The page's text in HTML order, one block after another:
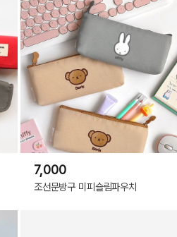
7,000
조선문방구 미피슬림파우치